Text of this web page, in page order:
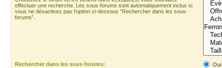
effectuer une recherche. Les sous-forums sont automatiquement inclus si
vous ne désactivez pas l’option ci-dessous “Rechercher dans les sous-
forums”.
Rechercher dans les sous-forums:
Oui